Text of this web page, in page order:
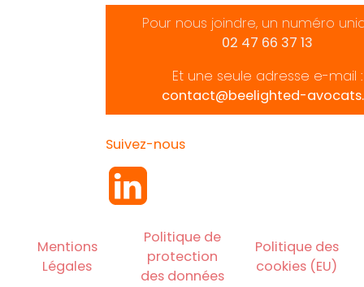
Pour nous joindre, un numéro
02 47 66 37 13
Et une seule adresse e-mail :
contact@beelighted-
Suivez-nous
Mentions
Légales
Politique de
protection
des données
Politique des
cookies (EU)